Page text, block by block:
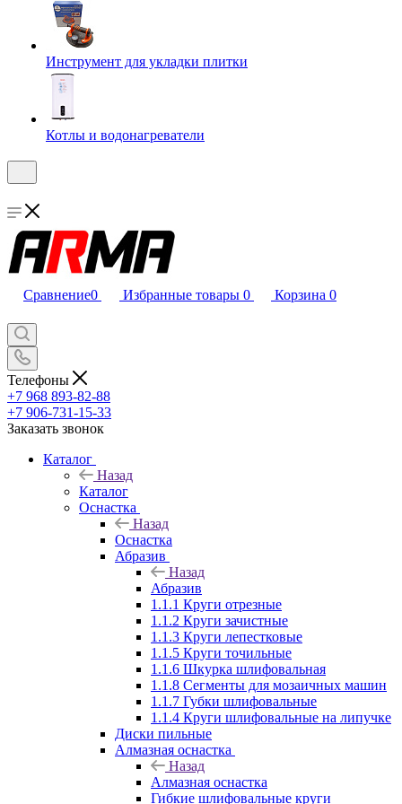
Инструмент для укладки плитки
Котлы и водонагреватели
Сравнение0 Избранные товары 0 Корзина 0
Телефоны
+7 968 893-82-88
+7 906-731-15-33
Заказать звонок
Каталог
Назад
Каталог
Оснастка
Назад
Оснастка
Абразив
Назад
Абразив
1.1.1 Круги отрезные
1.1.2 Круги зачистные
1.1.3 Круги лепестковые
1.1.5 Круги точильные
1.1.6 Шкурка шлифовальная
1.1.8 Сегменты для мозаичных машин
1.1.7 Губки шлифовальные
1.1.4 Круги шлифовальные на липучке
Диски пильные
Алмазная оснастка
Назад
Алмазная оснастка
Гибкие шлифовальные круги